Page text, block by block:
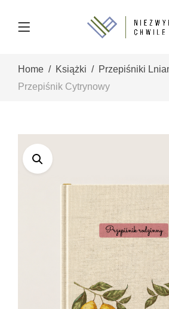
Home Książki
Przepiśniki
Przepiśnik Cytrynowy